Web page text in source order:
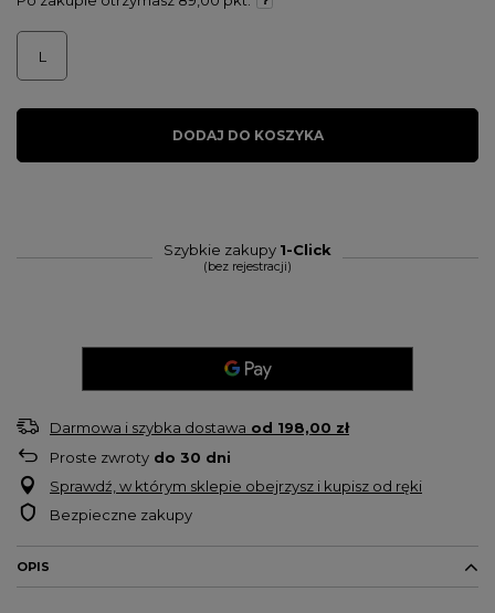
L
DODAJ DO KOSZYKA
Szybkie zakupy 1-Click
(bez rejestracji)
Darmowa i szybka dostawa od 198,00 zł
Proste zwroty do 30 dni
Sprawdź, w którym sklepie obejrzysz i kupisz od ręki
Bezpieczne zakupy
OPIS